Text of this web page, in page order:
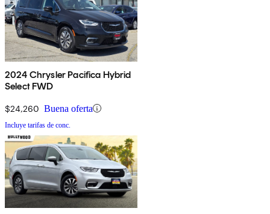
2024 Chrysler Pacifica Hybrid
Select FWD
$24,260 Buena oferta
Incluye tarifas de conc.